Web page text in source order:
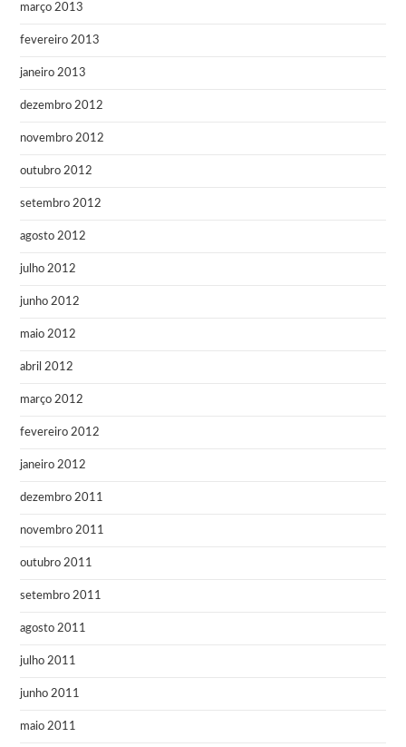
março 2013
fevereiro 2013
janeiro 2013
dezembro 2012
novembro 2012
outubro 2012
setembro 2012
agosto 2012
julho 2012
junho 2012
maio 2012
abril 2012
março 2012
fevereiro 2012
janeiro 2012
dezembro 2011
novembro 2011
outubro 2011
setembro 2011
agosto 2011
julho 2011
junho 2011
maio 2011